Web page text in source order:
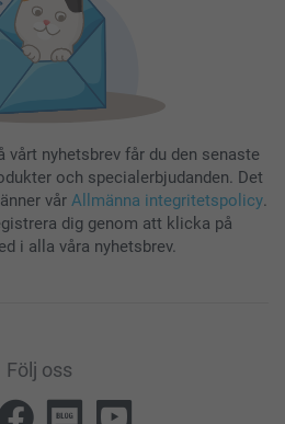
vårt nyhetsbrev får du den senaste
och specialerbjudanden. Det
vår Allmänna integritetspolicy.
dig genom att klicka på
i alla våra nyhetsbrev.
Följ oss